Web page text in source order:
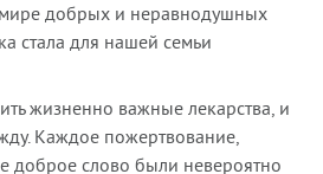
мире добрых и неравнодушных
стала для нашей семьи
жизненно важные лекарства, и
Каждое пожертвование,
доброе слово были невероятно